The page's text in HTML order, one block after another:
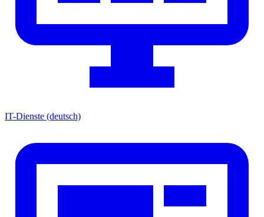
IT-Dienste (deutsch)